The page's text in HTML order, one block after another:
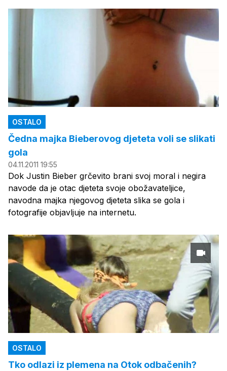
OSTALO
Čedna majka Bieberovog djeteta voli se slikati
gola
04.11.2011 19:55
Dok Justin Bieber grčevito brani svoj moral i negira
navode da je otac djeteta svoje obožavateljice,
navodna majka njegovog djeteta slika se gola i
fotografije objavljuje na internetu.
OSTALO
Tko odlazi iz plemena na Otok odbačenih?